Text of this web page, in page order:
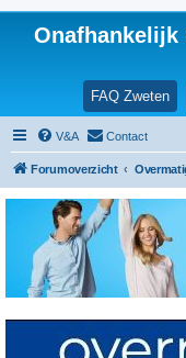
Onafhankelijk
FAQ Zweten
V&A Contact
Forumoverzicht